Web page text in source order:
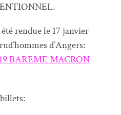
rendue le 17 janvier
d’Angers:
BAREME MACRON